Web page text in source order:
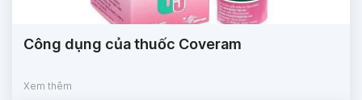
Công dụng của thuốc Coveram
Xem thêm